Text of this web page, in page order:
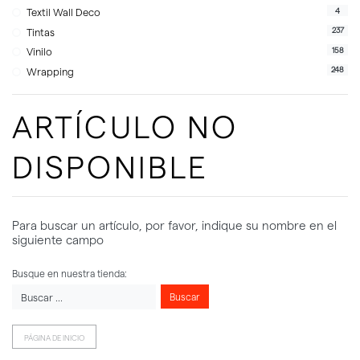
Textil Wall Deco 4
Tintas 237
Vinilo 158
Wrapping 248
ARTÍCULO NO
DISPONIBLE
Para buscar un artículo, por favor, indique su nombre en el
siguiente campo
Busque en nuestra tienda:
Buscar
PÁGINA DE INICIO